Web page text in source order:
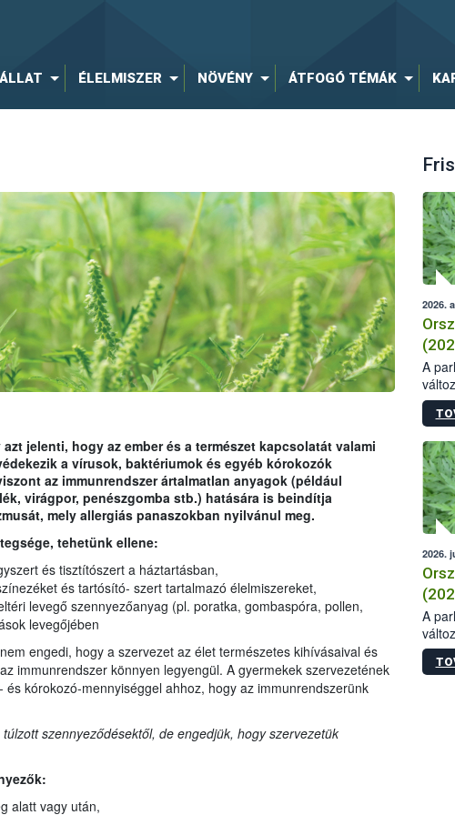
ÁLLAT ÉLELMISZER NÖVÉNY ÁTFOGÓ TÉMÁK
jelenti, hogy az ember és a természet kapcsolatát valami
a vírusok, baktériumok és egyéb kórokozók
az immunrendszer ártalmatlan anyagok (például
virágpor, penészgomba stb.) hatására is beindítja
mely allergiás panaszokban nyilvánul meg.
tehetünk ellene:
és tisztítószert a háztartásban,
és tartósító- szert tartalmazó élelmiszereket,
levegő szennyezőanyag (pl. poratka, gombaspóra, pollen,
levegőjében
engedi, hogy a szervezet az élet természetes kihívásaival és
immunrendszer könnyen legyengül. A gyermekek szervezetének
és kórokozó-mennyiséggel ahhoz, hogy az immunrendszerünk
szennyeződésektől, de engedjük, hogy szervezetük
alatt vagy után,
2026.
A
2026.
A